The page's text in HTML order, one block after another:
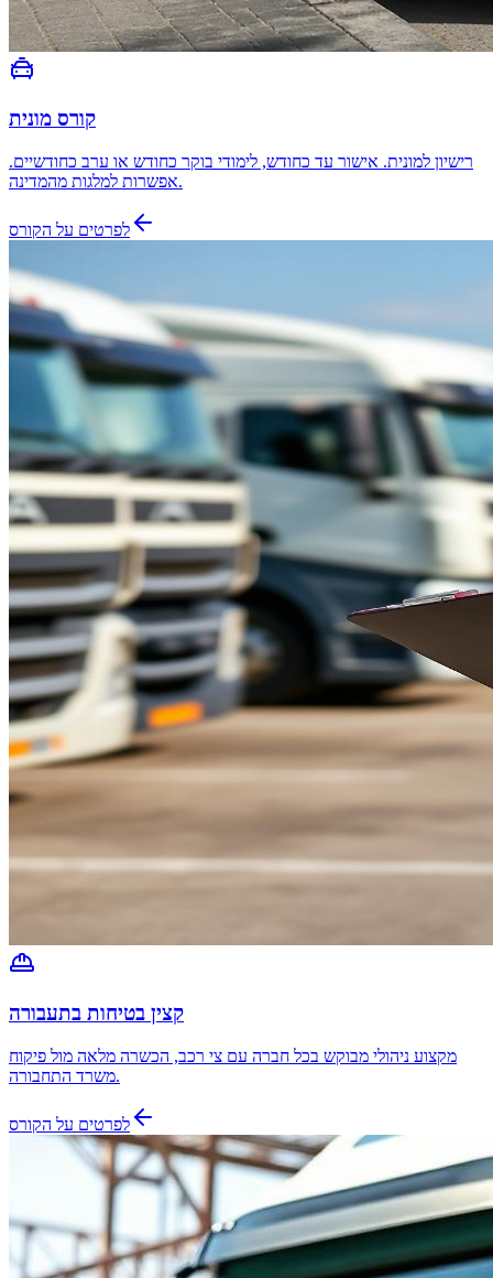
קורס מונית
רישיון למונית. אישור עד כחודש, לימודי בוקר כחודש או ערב כחודשיים.
אפשרות למלגות מהמדינה.
לפרטים על הקורס
קצין בטיחות בתעבורה
מקצוע ניהולי מבוקש בכל חברה עם צי רכב, הכשרה מלאה מול פיקוח
משרד התחבורה.
לפרטים על הקורס